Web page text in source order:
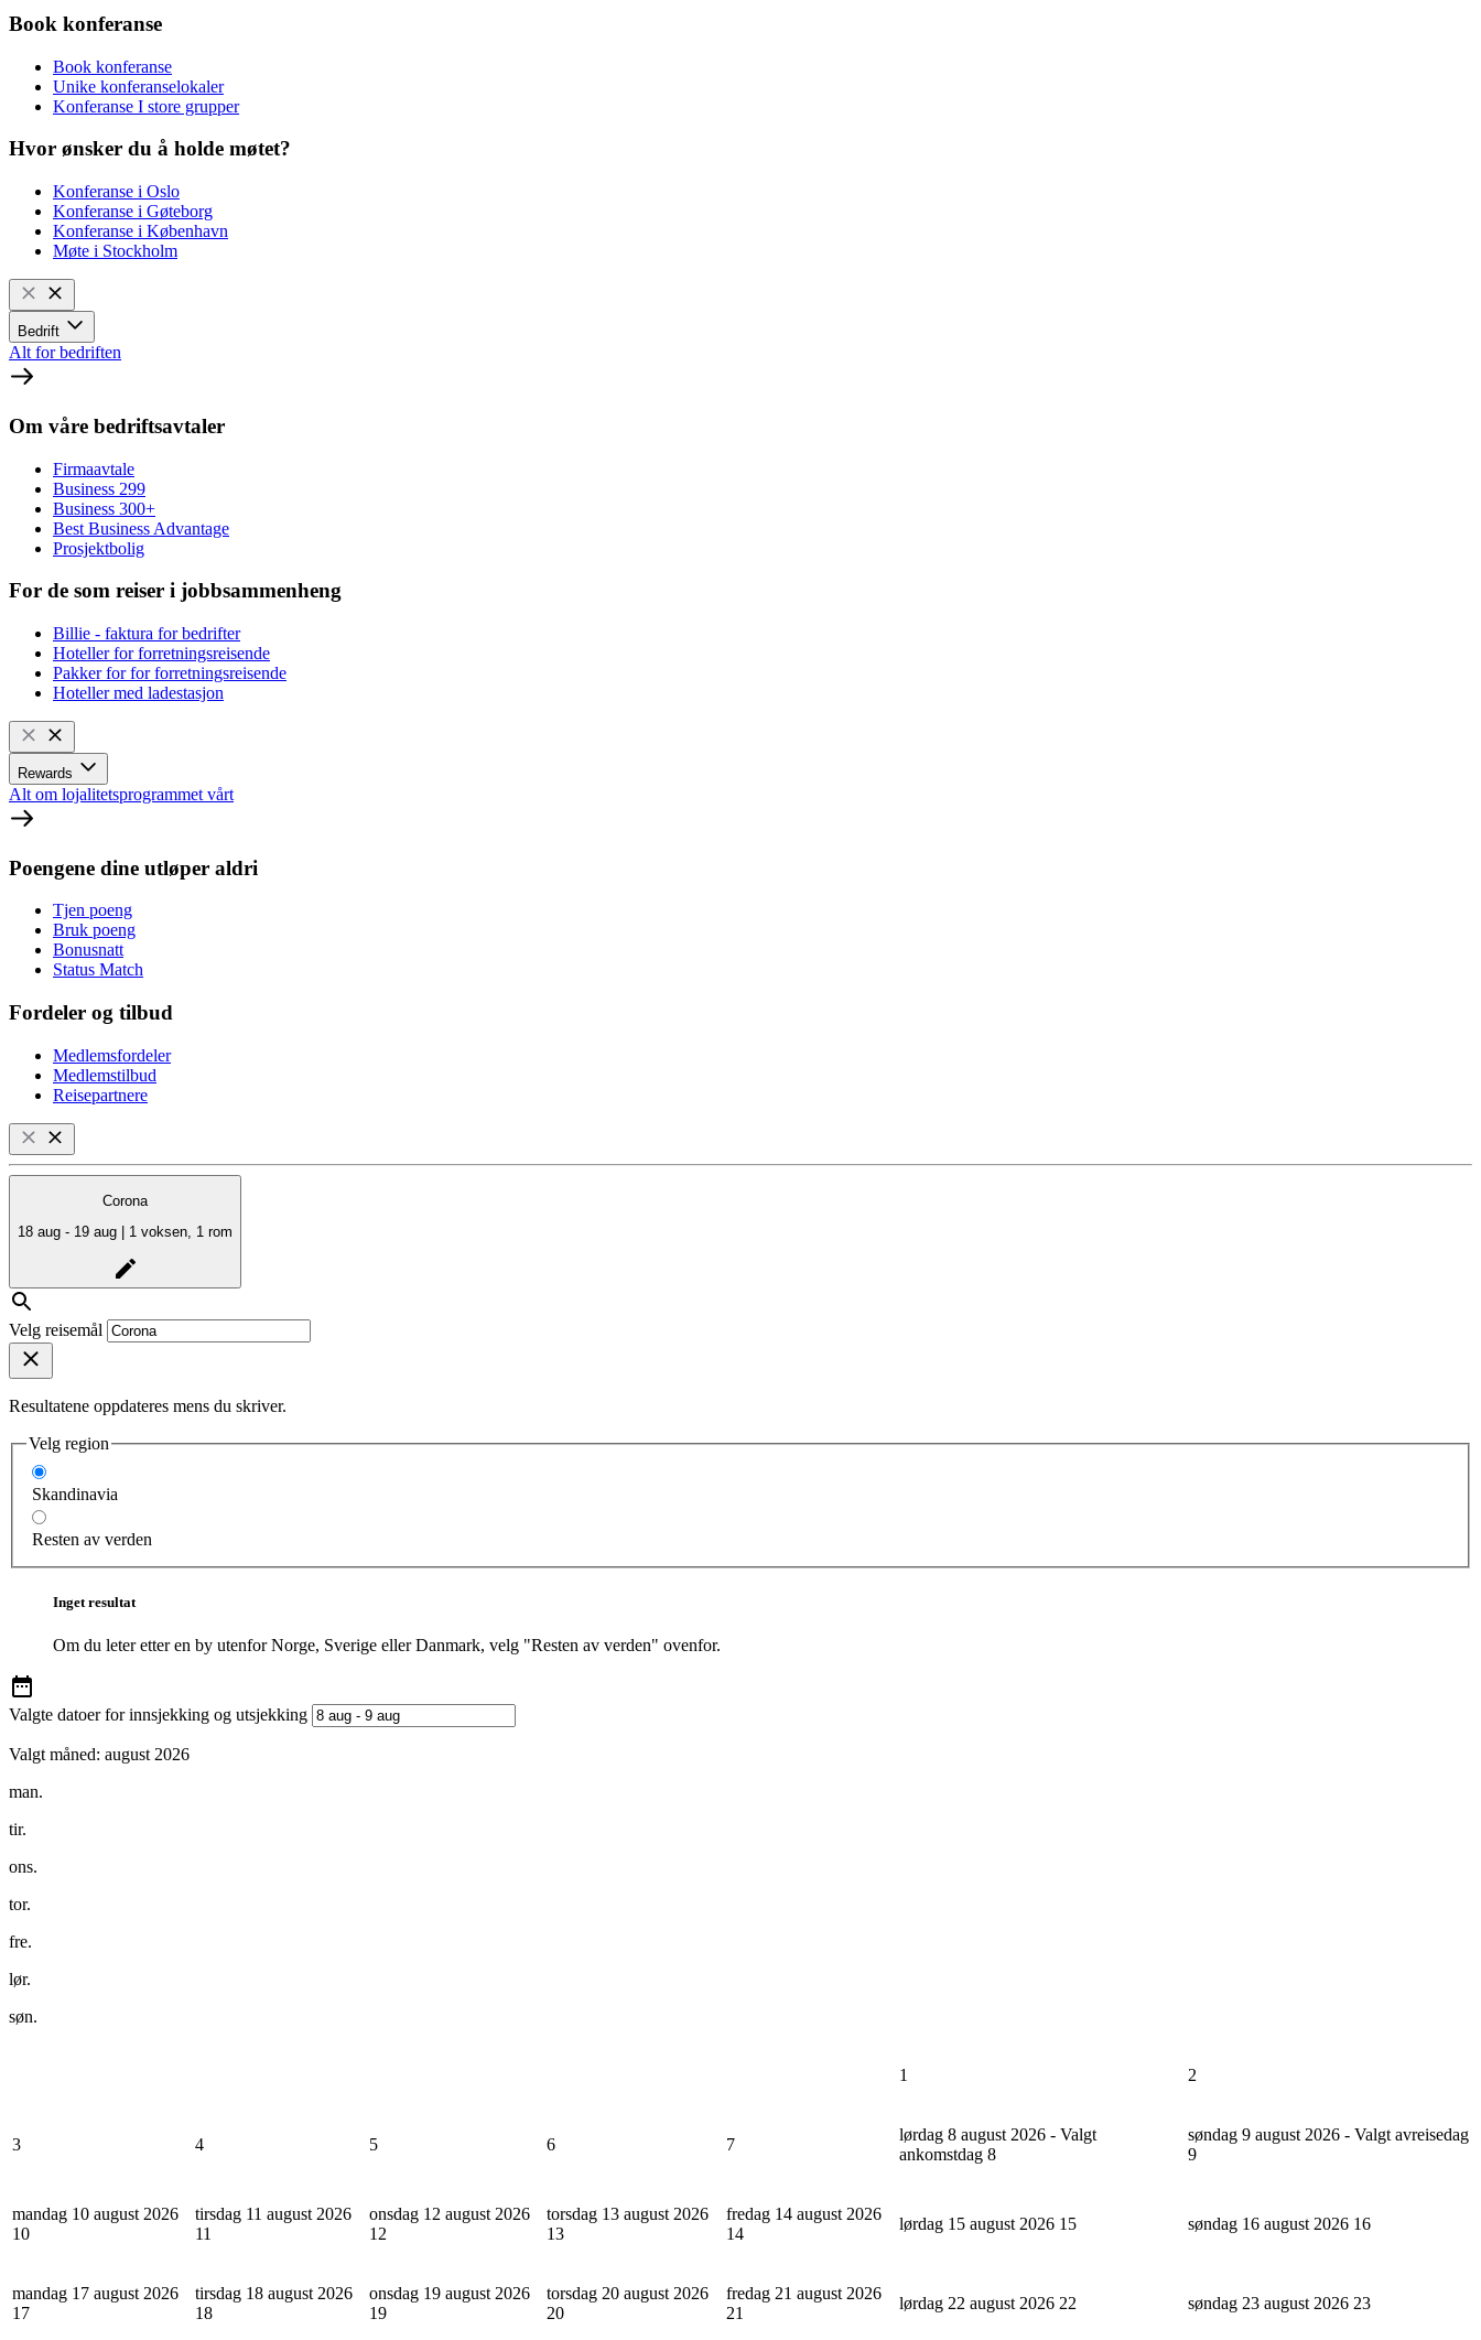
Book konferanse
Book konferanse
Unike konferanselokaler
Konferanse I store grupper
Hvor ønsker du å holde møtet?
Konferanse i Oslo
Konferanse i Gøteborg
Konferanse i København
Møte i Stockholm
Bedrift
Alt for bedriften
Om våre bedriftsavtaler
Firmaavtale
Business 299
Business 300+
Best Business Advantage
Prosjektbolig
For de som reiser i jobbsammenheng
Billie - faktura for bedrifter
Hoteller for forretningsreisende
Pakker for for forretningsreisende
Hoteller med ladestasjon
Rewards
Alt om lojalitetsprogrammet vårt
Poengene dine utløper aldri
Tjen poeng
Bruk poeng
Bonusnatt
Status Match
Fordeler og tilbud
Medlemsfordeler
Medlemstilbud
Reisepartnere
Corona
18 aug - 19 aug | 1 voksen, 1 rom
Velg reisemål
Resultatene oppdateres mens du skriver.
Velg region
Skandinavia
Resten av verden
Inget resultat
Om du leter etter en by utenfor Norge, Sverige eller Danmark, velg "Resten av verden" ovenfor.
Valgte datoer for innsjekking og utsjekking
Valgt måned: august 2026
man.
tir.
ons.
tor.
fre.
lør.
søn.
1 2
3 4 5 6 7
lørdag 8 august 2026 - Valgt
ankomstdag 8
søndag 9 august 2026 - Valgt avreisedag
9
mandag 10 august 2026
10
tirsdag 11 august 2026
11
onsdag 12 august 2026
12
torsdag 13 august 2026
13
fredag 14 august 2026
14
lørdag 15 august 2026 15 søndag 16 august 2026 16
mandag 17 august 2026
17
tirsdag 18 august 2026
18
onsdag 19 august 2026
19
torsdag 20 august 2026
20
fredag 21 august 2026
21
lørdag 22 august 2026 22 søndag 23 august 2026 23